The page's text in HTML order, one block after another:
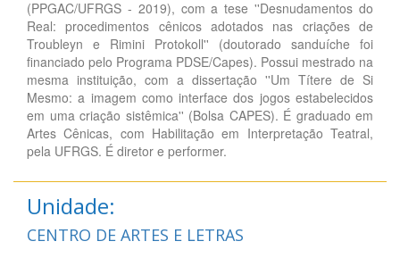
(PPGAC/UFRGS - 2019), com a tese ''Desnudamentos do
Real: procedimentos cênicos adotados nas criações de
Troubleyn e Rimini Protokoll'' (doutorado sanduíche foi
financiado pelo Programa PDSE/Capes). Possui mestrado na
mesma instituição, com a dissertação ''Um Títere de Si
Mesmo: a imagem como interface dos jogos estabelecidos
em uma criação sistêmica'' (Bolsa CAPES). É graduado em
Artes Cênicas, com Habilitação em Interpretação Teatral,
pela UFRGS. É diretor e performer.
Unidade:
CENTRO DE ARTES E LETRAS